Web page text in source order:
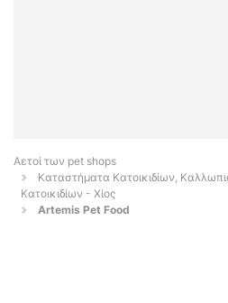
Αετοί των pet shops
Καταστήματα Κατοικιδίων,
Κατοικιδίων - Χίος
Artemis Pet Food